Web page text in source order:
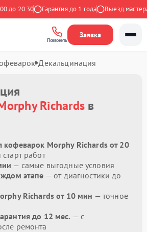
20:30 Гарантия до 1 года Выезд мастера
Позвонить
Заявка
Декальцинация
Richards в
кофеварок Morphy Richards от 20
работ
— самые выгодные условия
этапе — от диагностики до
Richards от 10 мин — точное
до 12 мес. — с
ремонта